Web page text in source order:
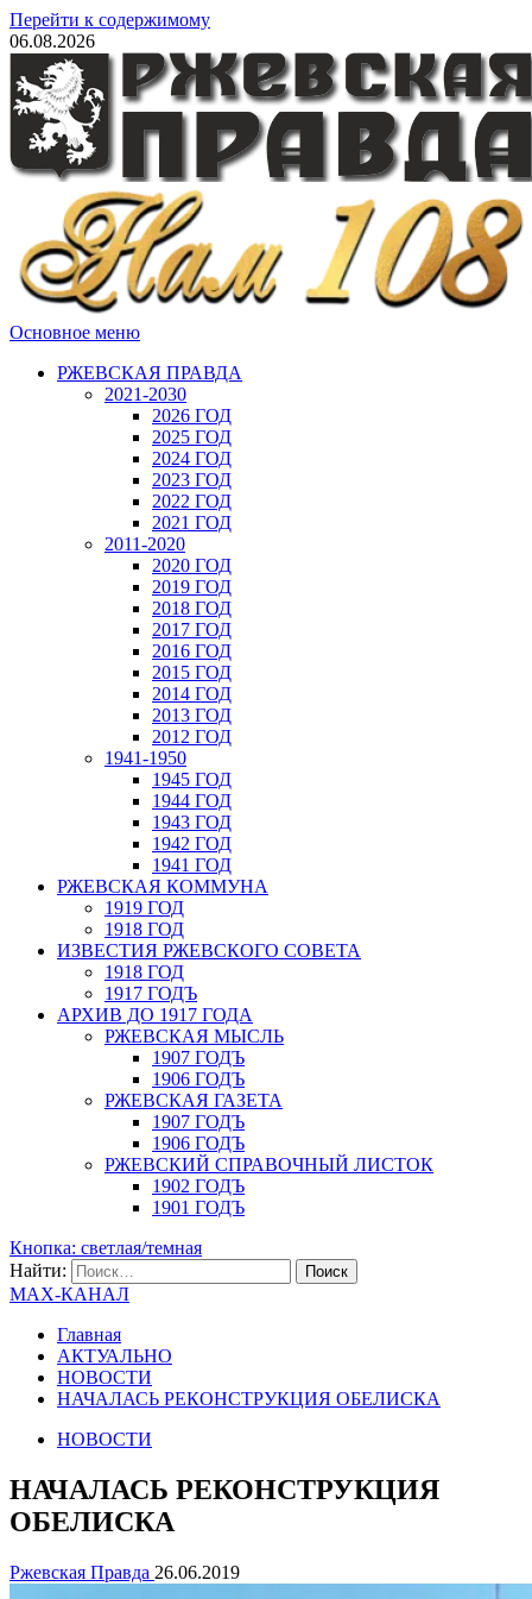
Перейти к содержимому
06.08.2026
Основное меню
РЖЕВСКАЯ ПРАВДА
2021-2030
2026 ГОД
2025 ГОД
2024 ГОД
2023 ГОД
2022 ГОД
2021 ГОД
2011-2020
2020 ГОД
2019 ГОД
2018 ГОД
2017 ГОД
2016 ГОД
2015 ГОД
2014 ГОД
2013 ГОД
2012 ГОД
1941-1950
1945 ГОД
1944 ГОД
1943 ГОД
1942 ГОД
1941 ГОД
РЖЕВСКАЯ КОММУНА
1919 ГОД
1918 ГОД
ИЗВЕСТИЯ РЖЕВСКОГО СОВЕТА
1918 ГОД
1917 ГОДЪ
АРХИВ ДО 1917 ГОДА
РЖЕВСКАЯ МЫСЛЬ
1907 ГОДЪ
1906 ГОДЪ
РЖЕВСКАЯ ГАЗЕТА
1907 ГОДЪ
1906 ГОДЪ
РЖЕВСКИЙ СПРАВОЧНЫЙ ЛИСТОК
1902 ГОДЪ
1901 ГОДЪ
Кнопка: светлая/темная
Найти:
MAX-КАНАЛ
Главная
АКТУАЛЬНО
НОВОСТИ
НАЧАЛАСЬ РЕКОНСТРУКЦИЯ ОБЕЛИСКА
НОВОСТИ
НАЧАЛАСЬ РЕКОНСТРУКЦИЯ
ОБЕЛИСКА
Ржевская Правда 26.06.2019